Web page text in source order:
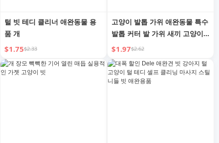
털 빗 테디 클리너 애완동물 용
품 개
$1.75$2.33
고양이 발톱 가위 애완동물 특수
발톱 커터 발 가위 새끼 고양이
개 토끼 편리한 장치 작은 블라
인드 가위 용품
$1.97$2.62